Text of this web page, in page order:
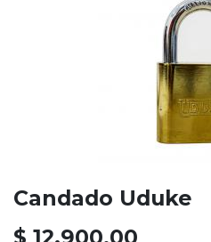
Candado Uduke